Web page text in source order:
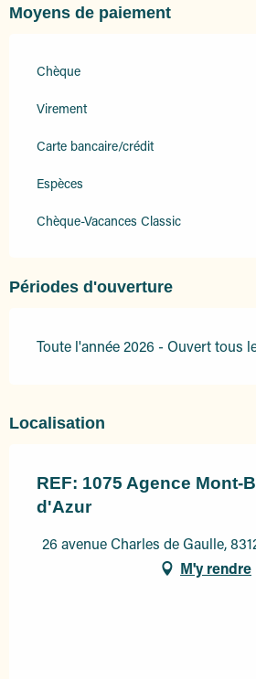
Moyens de paiement
Chèque
Virement
Carte bancaire/crédit
Espèces
Chèque-Vacances Classic
Périodes d'ouverture
Toute l'année 2026 - Ouvert tous
Localisation
REF: 1075 Agence Mont-
d'Azur
26 avenue Charles de Gaulle,
M'y rendre